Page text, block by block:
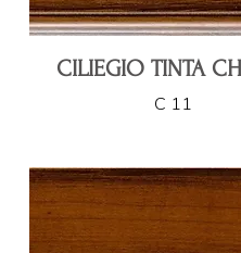
CILIEGIO TINTA
C 11